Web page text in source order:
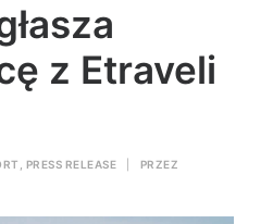
z Etraveli
PRESS RELEASE
PRZEZ